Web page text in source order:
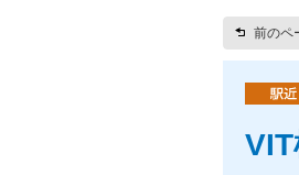
前のペ